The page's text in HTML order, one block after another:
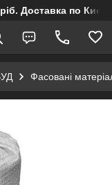
Доставка по
Фасовані